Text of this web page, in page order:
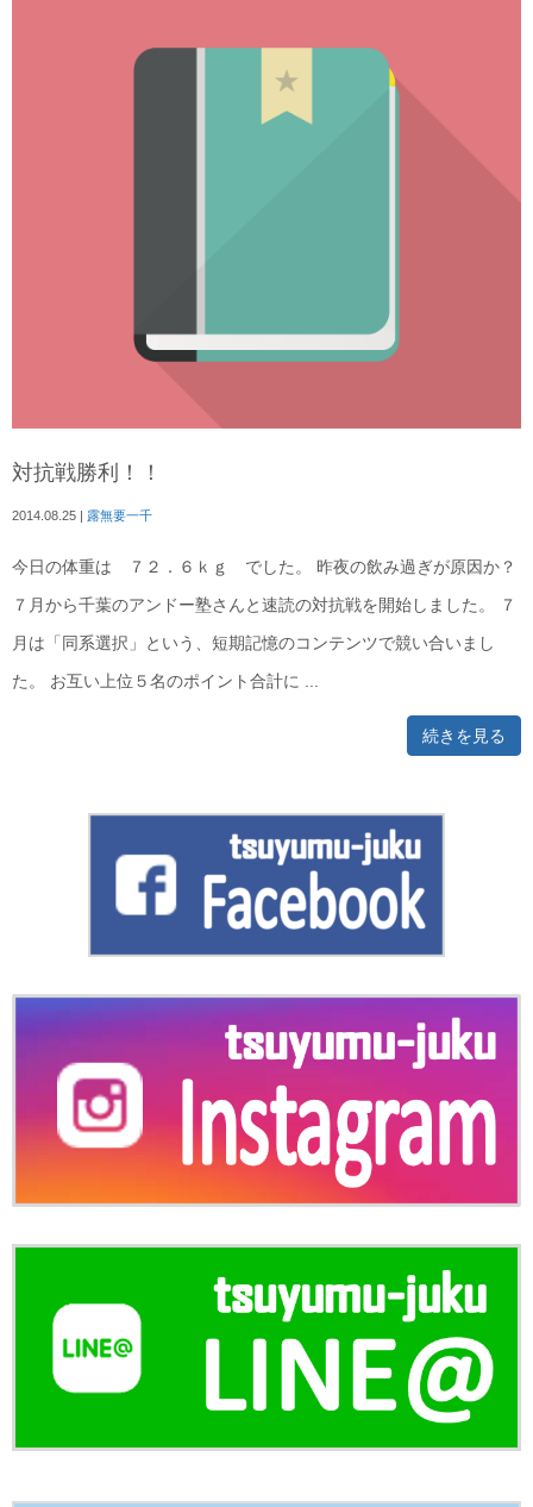
対抗戦勝利！！
2014.08.25 露無要一千
今日の体重は ７２．６ｋｇ でした。 昨夜の飲み過ぎが原因か？
７月から千葉のアンドー塾さんと速読の対抗戦を開始しました。 ７
月は「同系選択」という、短期記憶のコンテンツで競い合いまし
た。 お互い上位５名のポイント合計に ...
続きを見る